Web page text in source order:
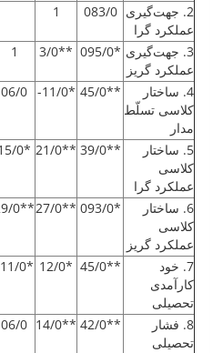
2. جهت‌گیری
عملکرد گرا
083/0
1
3. جهت‌گیری
عملکرد گریز
*095/0
**3/0
1
4. ساختار
کلاسی تسلّط
مدار
**45/0
*11/0-
06/0
5. ساختار
کلاسی
عملکرد گرا
**39/0
**21/0
*15/0
6. ساختار
کلاسی
عملکرد گریز
*093/0
**27/0
**29/0
7. خود
کارآمدی
تحصیلی
**45/0
*12/0
*11/0-
8. فشار
تحصیلی
**42/0
**14/0
06/0